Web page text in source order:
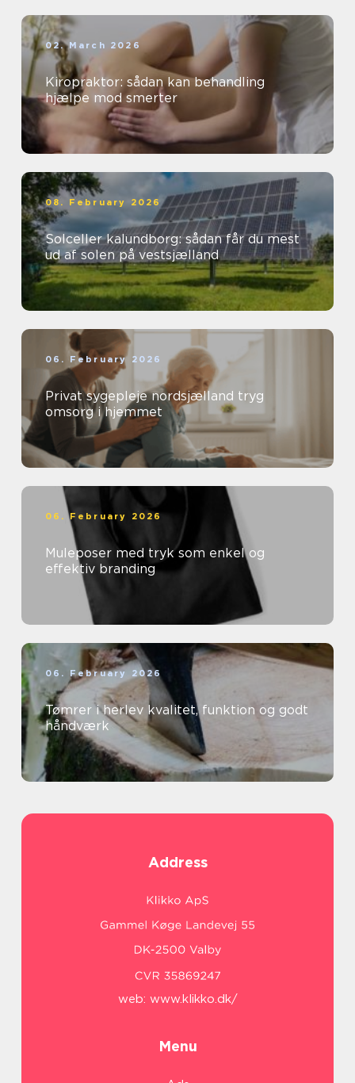
02. March 2026
Kiropraktor: sådan kan behandling
hjælpe mod smerter
08. February 2026
Solceller kalundborg: sådan får du mest
ud af solen på vestsjælland
06. February 2026
Privat sygepleje nordsjælland tryg
omsorg i hjemmet
06. February 2026
Muleposer med tryk som enkel og
effektiv branding
06. February 2026
Tømrer i herlev kvalitet, funktion og godt
håndværk
Address
web: www.klikko.dk/
Menu